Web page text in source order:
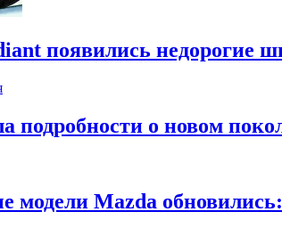
появились недорогие
подробности о новом
модели Mazda